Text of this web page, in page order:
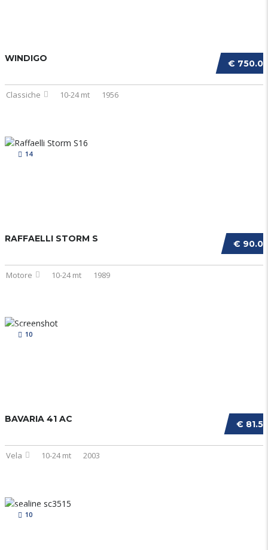
€
WINDIGO
Classiche 10-24 mt 1956
14
€
RAFFAELLI STORM S
Motore 10-24 mt 1989
10
€
BAVARIA 41 AC
Vela 10-24 mt 2003
10